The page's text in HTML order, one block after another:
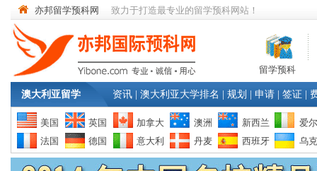
亦邦留学预科网 致力于打造最专业的留学预科网站！
留学预科
澳大利亚留学 资讯 澳大利亚大学排名 规划 申请 签证
美国 英国 加拿大 澳洲 新西兰
爱
法国
德国 意大利 丹麦 西班牙 乌